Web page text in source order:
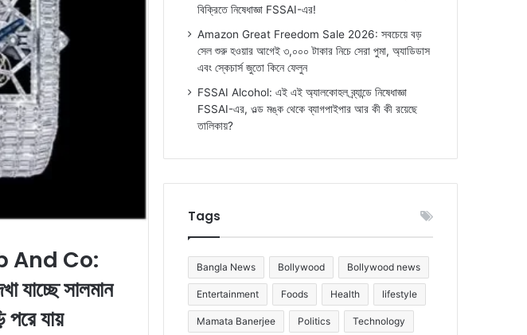
And Co:
যাচ্ছে সালমান
যায়
বিক্রিতে নিষেধাজ্ঞা FSSAI-এর!
Amazon Great Freedom Sale 2026: সবচেয়ে বড়
সেল শুরু হওয়ার আগেই ৩,০০০ টাকার নিচে সেরা পুমা, অ্যাডিডাস
এবং স্কেচার্স জুতো কিনে ফেলুন
FSSAI Alcohol: এই এই অ্যালকোহল ব্র্যান্ডে নিষেধাজ্ঞা
FSSAI-এর, ওল্ড মঙ্ক থেকে ব্যাগপাইপার আর কী কী রয়েছে
তালিকায়?
Tags
Bangla News Bollywood Bollywood news
Entertainment Foods Health lifestyle
Mamata Banerjee Politics Technology